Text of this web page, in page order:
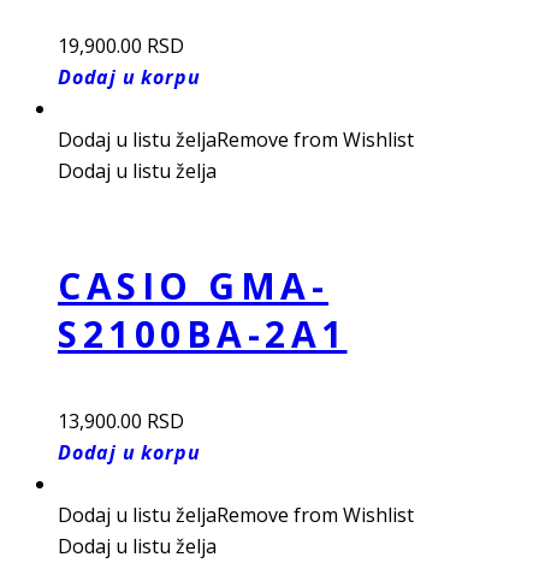
19,900.00 RSD
Dodaj u korpu
Dodaj u listu željaRemove from Wishlist
Dodaj u listu želja
CASIO GMA-
S2100BA-2A1
13,900.00 RSD
Dodaj u korpu
Dodaj u listu željaRemove from Wishlist
Dodaj u listu želja